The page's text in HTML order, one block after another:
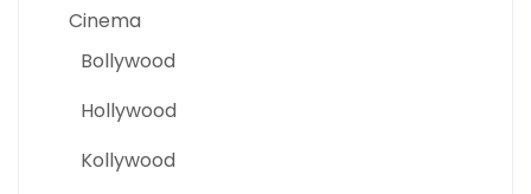
Cinema
Bollywood
Hollywood
Kollywood